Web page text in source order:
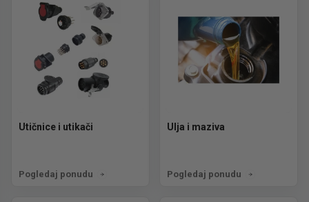
Utičnice i utikači
Pogledaj ponudu
Ulja i maziva
Pogledaj ponudu